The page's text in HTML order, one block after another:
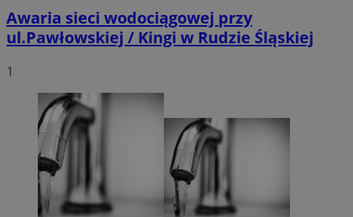
Awaria sieci wodociągowej przy
ul.Pawłowskiej / Kingi w Rudzie Śląskiej
1